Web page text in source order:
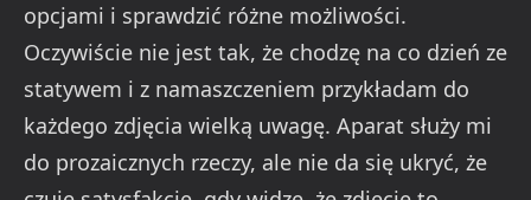
opcjami i sprawdzić różne możliwości.
Oczywiście nie jest tak, że chodzę na co dzień ze
statywem i z namaszczeniem przykładam do
każdego zdjęcia wielką uwagę. Aparat służy mi
do prozaicznych rzeczy, ale nie da się ukryć, że